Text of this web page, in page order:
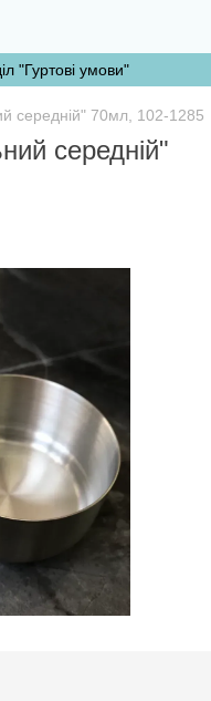
"Гуртові умови"
середній" 70мл, 102-1285
середній"